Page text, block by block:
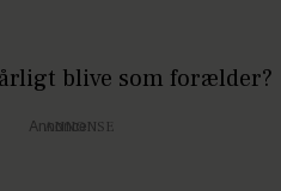
blive som forælder?
Annonce